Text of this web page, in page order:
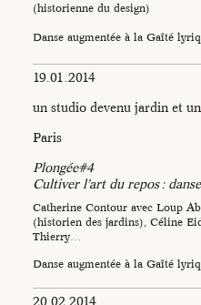
(historienne du design)
Danse augmentée à la Gaîté
19.01.2014
un studio devenu jardin et
Paris
Plongée#4
Cultiver l’art du repos :
Catherine Contour avec Loup
(historien des jardins), Céline
Thierry…
Danse augmentée à la Gaîté
20.02.2014